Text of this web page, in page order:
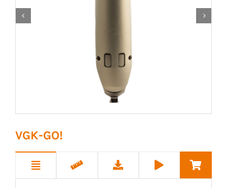
 
VGK-GO!